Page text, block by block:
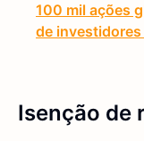
100 mil ações
de investidores
Isenção de